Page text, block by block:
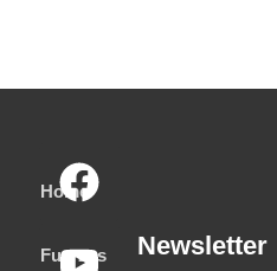
Home
Fuerzas
Newsletter